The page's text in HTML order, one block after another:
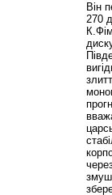
Він
270